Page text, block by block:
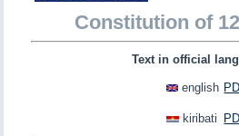
Constitution of
Text in official
english
kiribati